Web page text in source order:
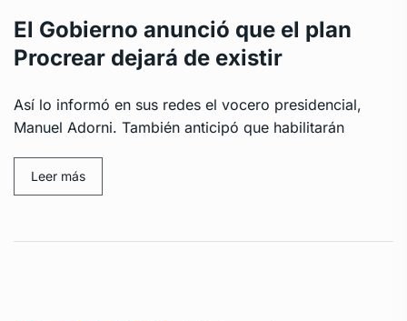
El Gobierno anunció que el plan
Procrear dejará de existir
Así lo informó en sus redes el vocero presidencial,
Manuel Adorni. También anticipó que habilitarán
Leer más